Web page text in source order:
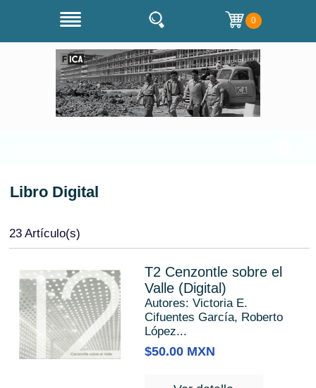
0
Libro Digital
23 Artículo(s)
T2 Cenzontle sobre el
Valle (Digital)
Autores: Victoria E.
Cifuentes García, Roberto
López...
$50.00 MXN